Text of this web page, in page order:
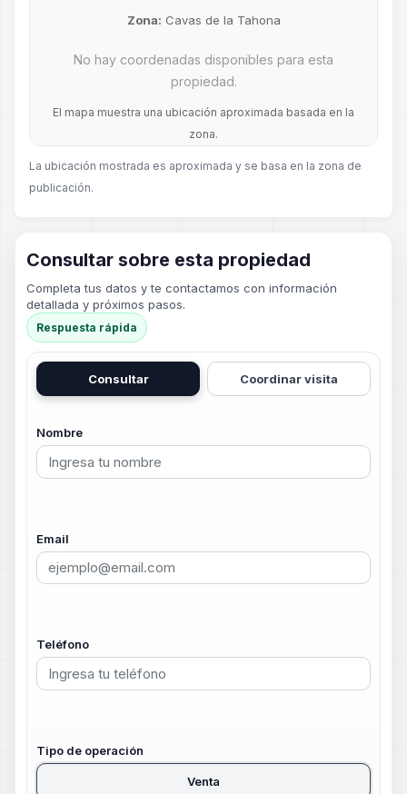
Zona: Cavas de la Tahona
No hay coordenadas disponibles para esta
propiedad.
El mapa muestra una ubicación aproximada basada en la
zona.
La ubicación mostrada es aproximada y se basa en la zona de
publicación.
Consultar sobre esta propiedad
Completa tus datos y te contactamos con información
detallada y próximos pasos.
Respuesta rápida
Consultar Coordinar visita
Nombre
Email
Teléfono
Tipo de operación
Venta